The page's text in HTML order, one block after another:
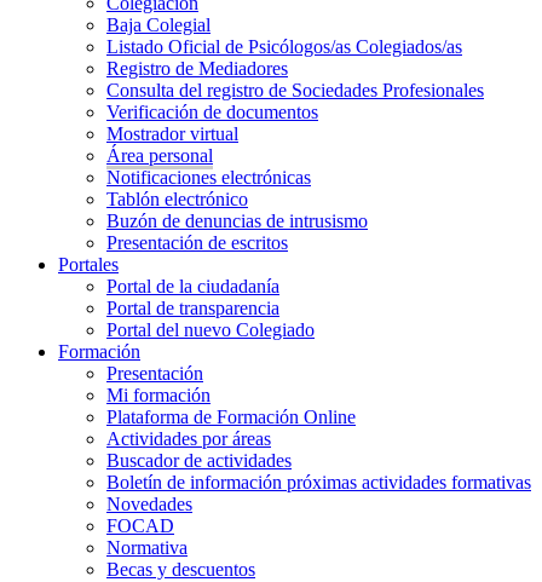
Baja Colegial
Listado Oficial de Psicólogos/as Colegiados/as
Registro de Mediadores
Consulta del registro de Sociedades Profesionales
Verificación de documentos
Mostrador virtual
Área personal
Notificaciones electrónicas
Tablón electrónico
Buzón de denuncias de intrusismo
Presentación de escritos
Portales
Portal de la ciudadanía
Portal de transparencia
Portal del nuevo Colegiado
Formación
Presentación
Mi formación
Plataforma de Formación Online
Actividades por áreas
Buscador de actividades
Boletín de información próximas actividades formativas
Novedades
FOCAD
Normativa
Becas y descuentos